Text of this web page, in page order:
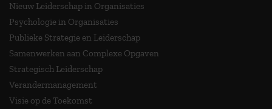
Nieuw Leiderschap in Organisaties
Psychologie in Organisaties
Publieke Strategie en Leiderschap
Samenwerken aan Complexe Opgaven
Strategisch Leiderschap
Verandermanagement
Visie op de Toekomst